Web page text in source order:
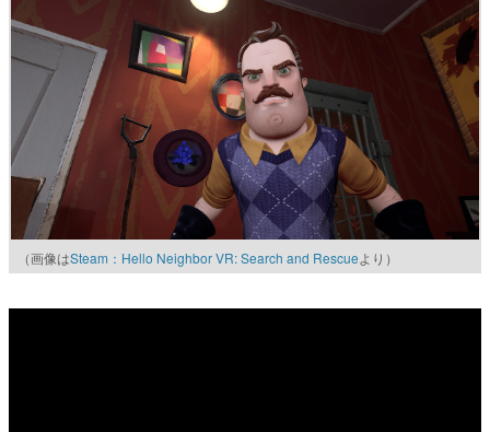
（画像はSteam：Hello Neighbor VR: Search and Rescueより）